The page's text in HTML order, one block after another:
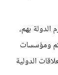
الدولة بهم،
ومؤسسات
الدولية